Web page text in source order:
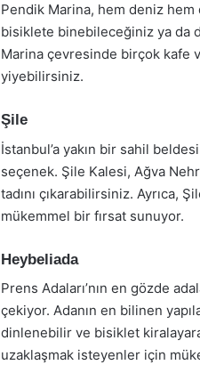
Pendik Marina, hem deniz
bisiklete binebileceğiniz ya da
Marina çevresinde birçok kafe
yiyebilirsiniz.
Şile
İstanbul’a yakın bir sahil
seçenek. Şile Kalesi, Ağva
tadını çıkarabilirsiniz. Ayrıca,
mükemmel bir fırsat sunuyor.
Heybeliada
Prens Adaları’nın en gözde
çekiyor. Adanın en bilinen
dinlenebilir ve bisiklet
uzaklaşmak isteyenler için